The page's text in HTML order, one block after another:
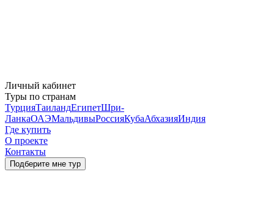
Личный кабинет
Туры по странам
ТурцияТаиландЕгипетШри-
ЛанкаОАЭМальдивыРоссияКубаАбхазияИндия
Где купить
О проекте
Контакты
Подберите мне тур